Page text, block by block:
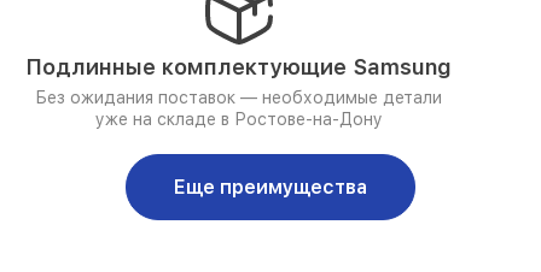
Подлинные комплектующие Samsung
Без ожидания поставок — необходимые детали
уже на складе в Ростове-на-Дону
Еще преимущества